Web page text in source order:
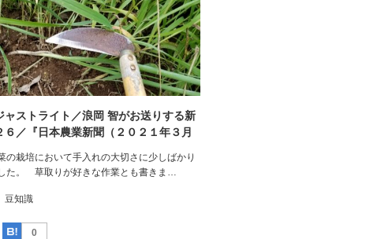
ャストライト／浪岡 智がお送りする新
６／『日本農業新聞（２０２１年３月
栽培 １０アール収部会平均の２倍
の栽培において手入れの大切さに少しばかり
た。 草取りが好きな作業とも書きま…
豆知識
0
はてなブックマーク